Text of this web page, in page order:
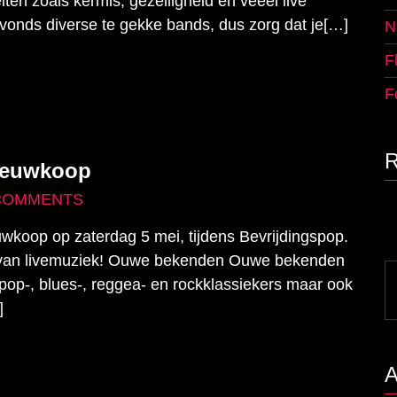
diverse te gekke bands, dus zorg dat je[…]
op zaterdag 5 mei, tijdens Bevrijdingspop.
livemuziek! Ouwe bekenden Ouwe bekenden
, blues-, reggea- en rockklassiekers maar ook